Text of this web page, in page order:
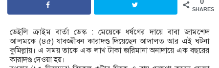
SHARES
ডেইলি ক্রাইম বার্তা ডেস্ক : মেয়েকে ধর্ষণের দায়ে বাবা জামশেদ
আলমকে (৪৫) যাবজ্জীবন কারাদণ্ড দিয়েছেন আদালত আর এই ঘটনা
কুমিল্লায়। এ সময় তাকে এক লাখ টাকা জরিমানা অনাদায়ে এক বছরের
কারাদণ্ড দেওয়া হয়।